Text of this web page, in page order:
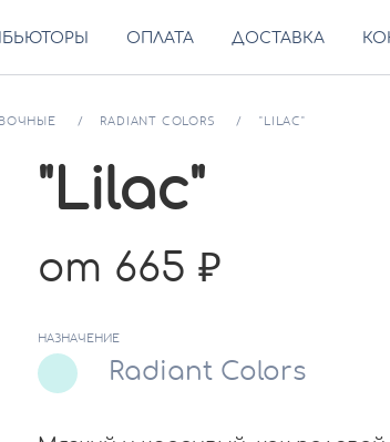
ОПЛАТА ДОСТАВКА
RADIANT COLORS "LILAC"
"Lilac"
от 665
НАЗНАЧЕНИЕ
Radiant Colors